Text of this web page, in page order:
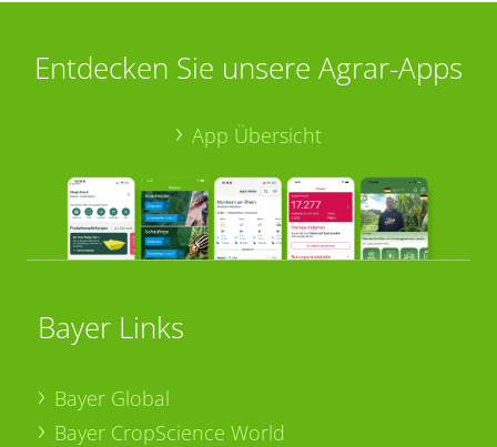
Entdecken Sie unsere Agrar-Apps
App Übersicht
Bayer Links
Bayer Global
Bayer CropScience World